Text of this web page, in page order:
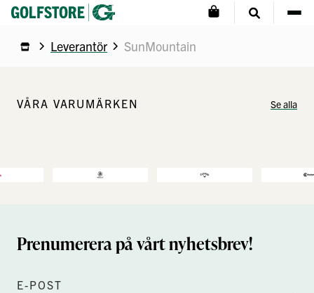
Leverantör SunMountain
VÅRA VARUMÄRKEN Se alla
Prenumerera på vårt nyhetsbrev!
E-POST